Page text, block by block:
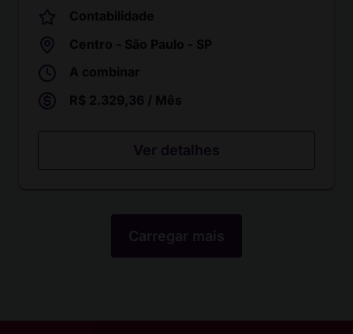
Contabilidade
Centro - São Paulo - SP
A combinar
R$ 2.329,36 / Mês
Ver detalhes
Carregar mais